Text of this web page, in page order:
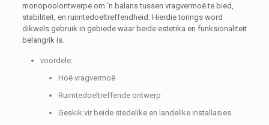
monopoolontwerpe om 'n balans tussen vragvermoë te bied,
stabiliteit, en ruimtedoeltreffendheid. Hierdie torings word
dikwels gebruik in gebiede waar beide estetika en funksionaliteit
belangrik is.
voordele:
Hoë vragvermoë
Ruimtedoeltreffende ontwerp
Geskik vir beide stedelike en landelike installasies